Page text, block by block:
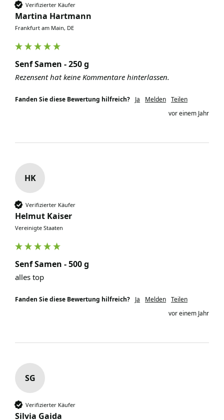
Verifizierter Käufer
Martina Hartmann
Frankfurt am Main, DE
Senf Samen - 250 g
Rezensent hat keine Kommentare hinterlassen.
Fanden Sie diese Bewertung hilfreich? Ja Melden Teilen
vor einem Jahr
HK
Verifizierter Käufer
Helmut Kaiser
Vereinigte Staaten
Senf Samen - 500 g
alles top
Fanden Sie diese Bewertung hilfreich? Ja Melden Teilen
vor einem Jahr
SG
Verifizierter Käufer
Silvia Gaida